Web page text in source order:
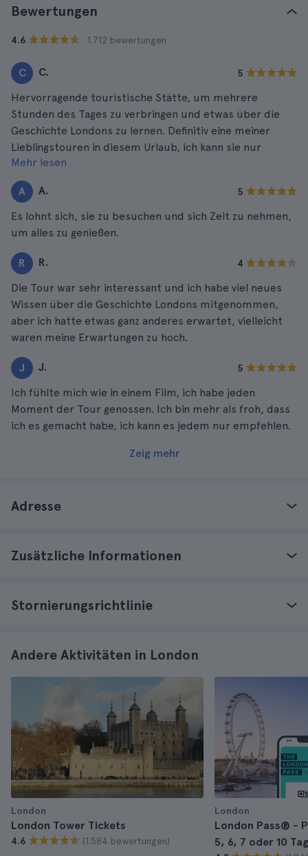
Bewertungen
4.6 · 1.712 bewertungen
C C. 5
Hervorragende touristische Stätte, um mehrere
Stunden des Tages zu verbringen und etwas über die
Geschichte Londons zu lernen. Definitiv eine meiner
Lieblingstouren in diesem Urlaub, ich kann sie nur
empfehlen.
Mehr lesen
A A. 5
Es lohnt sich, sie zu besuchen und sich Zeit zu nehmen,
um alles zu genießen.
R R. 4
Die Tour war sehr interessant und ich habe viel neues
Wissen über die Geschichte Londons mitgenommen,
aber ich hatte etwas ganz anderes erwartet, vielleicht
waren meine Erwartungen zu hoch.
J J. 5
Ich fühlte mich wie in einem Film, ich habe jeden
Moment der Tour genossen. Ich bin mehr als froh, dass
ich es gemacht habe, ich kann es jedem nur empfehlen.
Zeig mehr
Adresse
Zusätzliche Informationen
Stornierungsrichtlinie
Andere Aktivitäten in London
London
London Tower Tickets
4.6 (1.584 bewertungen)
London
London Pass® -
5, 6, 7 oder 10